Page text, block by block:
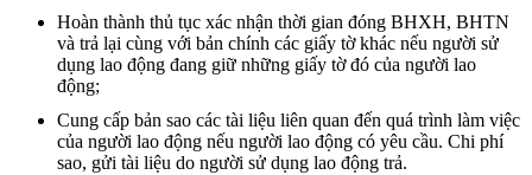
Hoàn thành thủ tục xác nhận thời gian đóng BHXH, BHTN
và trả lại cùng với bản chính các giấy tờ khác nếu người sử
dụng lao động đang giữ những giấy tờ đó của người lao
động;
Cung cấp bản sao các tài liệu liên quan đến quá trình làm việc
của người lao động nếu người lao động có yêu cầu. Chi phí
sao, gửi tài liệu do người sử dụng lao động trả.